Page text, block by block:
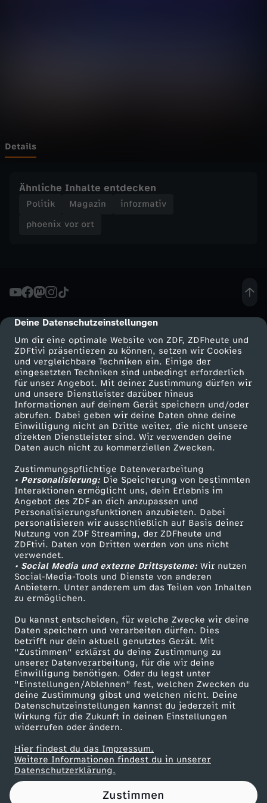
cmp-dialog-description
Deine Datenschutzeinstellungen
Um dir eine optimale Website von ZDF, ZDFheute und
ZDFtivi präsentieren zu können, setzen wir Cookies
und vergleichbare Techniken ein. Einige der
eingesetzten Techniken sind unbedingt erforderlich
für unser Angebot. Mit deiner Zustimmung dürfen wir
und unsere Dienstleister darüber hinaus
Informationen auf deinem Gerät speichern und/oder
abrufen. Dabei geben wir deine Daten ohne deine
Einwilligung nicht an Dritte weiter, die nicht unsere
direkten Dienstleister sind. Wir verwenden deine
Daten auch nicht zu kommerziellen Zwecken.
Zustimmungspflichtige Datenverarbeitung
• Personalisierung:Die Speicherung von bestimmten
Interaktionen ermöglicht uns, dein Erlebnis im
Angebot des ZDF an dich anzupassen und
Personalisierungsfunktionen anzubieten. Dabei
personalisieren wir ausschließlich auf Basis deiner
Nutzung von ZDF Streaming, der ZDFheute und
ZDFtivi. Daten von Dritten werden von uns nicht
verwendet.
• Social Media und externe Drittsysteme:Wir nutzen
Social-Media-Tools und Dienste von anderen
Anbietern. Unter anderem um das Teilen von Inhalten
zu ermöglichen.
Du kannst entscheiden, für welche Zwecke wir deine
Daten speichern und verarbeiten dürfen. Dies
betrifft nur dein aktuell genutztes Gerät. Mit
"Zustimmen" erklärst du deine Zustimmung zu
unserer Datenverarbeitung, für die wir deine
Einwilligung benötigen. Oder du legst unter
"Einstellungen/Ablehnen" fest, welchen Zwecken du
deine Zustimmung gibst und welchen nicht. Deine
Datenschutzeinstellungen kannst du jederzeit mit
Wirkung für die Zukunft in deinen Einstellungen
widerrufen oder ändern.
Hier findest du das Impressum.
Weitere Informationen findest du in unserer
Datenschutzerklärung.
Zustimmen
t
W
t
s
c
h
a
f
t
s
w
a
c
h
s
t
u
m
a
b
Details
Ähnliche Inhalte entdecken
Politik Magazin
informativ
phoenix vor ort
Mehr ZDF
ZDF-Apps
Smart TV
ZDFtext
Livestreams
Sendungen A-Z
TV-Programm
Service
ZDFmitreden
Kontakt zum ZDF
Tickets
Zuschauerservice
Hilfe
ZDF Unternehmen
Karriere
ZDF goes Schule
Werbefernsehen
Mainzelmännchen
Partner